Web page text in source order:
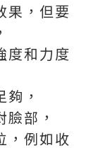
果，但要
度和力度
，
部，
，例如收